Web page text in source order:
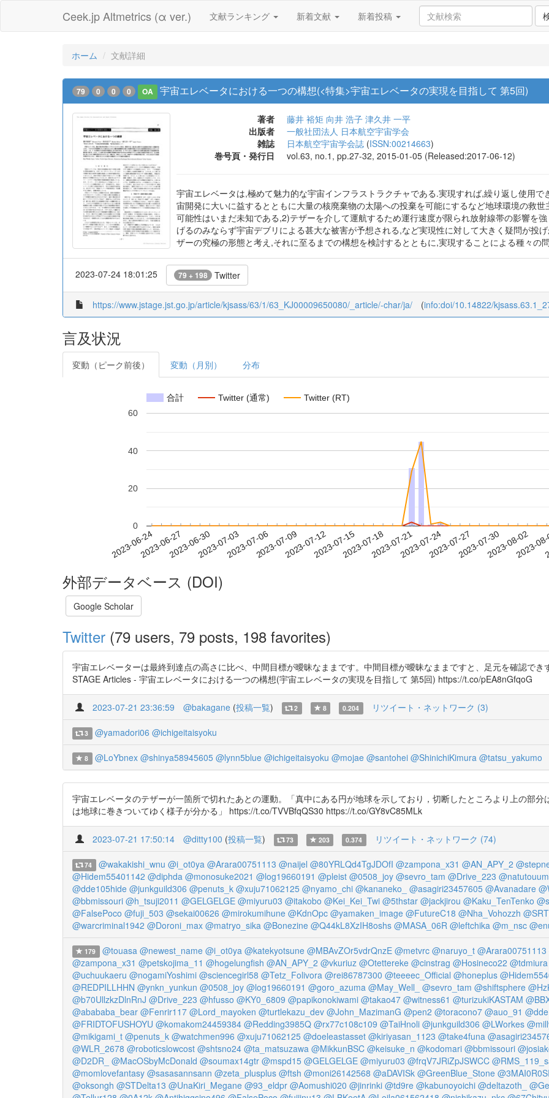
Ceek.jp Altmetrics (α ver.) 文献ランキング 新着文献 新着投稿
ホーム 文献詳細
79 0 0 0 OA 宇宙エレベータにおける一つの構想(<特集>宇宙エレベータの実現を目指して 第5回)
著者 藤井 裕矩 向井 浩子 津久井 一平
出版者
一般社団法人 日本航空宇宙学会
雑誌
日本航空宇宙学会誌 (ISSN:00214663)
巻号頁・発行日
vol.63, no.1, pp.27-32, 2015-01-05 (Released:2017-06-12)
宇宙エレベータは,極めて魅力的な宇宙インフラストラクチャである.実現すれば,繰り返し使用
宙開発に大いに益するとともに大量の核廃棄物の太陽への投棄を可能にするなど地球環境の救
可能性はいまだ未知である,2)テザーを介して運航するため運行速度が限られ放射線帯の影響を
げるのみならず宇宙デブリによる甚大な被害が予想される,など実現性に対して大きく疑問が投
ザーの究極の形態と考え,それに至るまでの構想を検討するとともに,実現することによる種々の
2023-07-24 18:01:25 79 + 198 Twitter
https://www.jstage.jst.go.jp/article/kjsass/63/1/63_KJ00009650080/_article/-char/ja/ (info:doi/10.14822/
言及状況
変動（ピーク前後） 変動（月別） 分布
合計 Twitter (通常) Twitter (RT)
2023-06-242023-06-272023-06-302023-07-032023-07-062023-07-092023-07-122023-07-152023-07-182023-07-212023-07-242023-07-272023-07-302023-08-02
2023-
0
20
40
60
外部データベース (DOI)
Google Scholar
Twitter (79 users, 79 posts, 198 favorites)
宇宙エレベーターは最終到達点の高さに比べ、中間目標が曖昧なままです。中間目標が曖昧なままですと、足元を確認で
STAGE Articles - 宇宙エレベータにおける一つの構想(宇宙エレベータの実現を目指して 第5回) https://t.co/pEA8nGfqoG
2023-07-21 23:36:59 @bakagane (投稿一覧) 2 8 0.204 リツイート・ネットワーク (3)
3 @yamadori06 @ichigeitaisyoku
8 @LoYbnex @shinya58945605 @lynn5blue @ichigeitaisyoku @mojae @santohei @ShinichiKimura @tatsu_yakumo
宇宙エレベータのテザーが一箇所で切れたあとの運動。「真中にある円が地球を示しており，切断したところより上の部
は地球に巻きついてゆく様子が分かる」 https://t.co/TVVBfqQS30 https://t.co/GY8vC85MLk
2023-07-21 17:50:14 @ditty100 (投稿一覧) 73 203 0.374 リツイート・ネットワーク (74)
74 @wakakishi_wnu @i_ot0ya @Arara00751113 @naijel @80YRLQd4TgJDOfI @zampona_x31 @AN_APY_2
@Hidem55401142 @diphda @monosuke2021 @log19660191 @pleist @0508_joy @sevro_tam @Drive_223
@dde105hide @junkguild306 @penuts_k @xuju71062125 @nyamo_chi @kananeko_ @asagiri23457605 @Avanadare
@bbmissouri @h_tsuji2011 @GELGELGE @miyuru03 @itakobo @Kei_Kei_Twi @5thstar @jackjirou @Kaku_TenTenko
@FalsePoco @fuji_503 @sekai00626 @mirokumihune @KdnOpc @yamaken_image @FutureC18 @Nha_Vohozzh
@warcriminal1942 @Doroni_max @matryo_sika @Bonezine @Q44kL8XzIH8oshs @MASA_06R @leftchika @m_nsc
179 @touasa @newest_name @i_ot0ya @katekyotsune @MBAvZOr5vdrQnzE @metvrc @naruyo_t @Arara00751113
@zampona_x31 @petskojima_11 @hogelungfish @AN_APY_2 @vkuriuz @Otettereke @cinstrag @Hosineco22 @tdmiura
@uchuukaeru @nogamiYoshimi @sciencegirl58 @Tetz_Folivora @rei86787300 @teeeec_Official @honeplus
@REDPILLHHN @ynkn_yunkun @0508_joy @log19660191 @goro_azuma @May_Well_ @sevro_tam @shiftsphere
@b70UllzkzDlnRnJ @Drive_223 @hfusso @KY0_6809 @papikonokiwami @takao47 @witness61 @turizukiKASTAM
@abababa_bear @Fenrir117 @Lord_mayoken @turtlekazu_dev @John_MazimanG @pen2 @toracono7 @auo_91
@FRIDTOFUSHOYU @komakom24459384 @Redding3985Q @rx77c108c109 @TaiHnoli @junkguild306 @LWorkes
@mikigami_t @penuts_k @watchmen996 @xuju71062125 @doeleastasset @kiriyasan_1123 @take4funa
@WLR_2678 @roboticslowcost @shtsno24 @ta_matsuzawa @MikkunBSC @keisuke_n @kodomari @bbmissouri
@D2DR_
@MacOSbyMcDonald @soumax14gtr @mspd15 @GELGELGE @miyuru03 @frqV7JRiZpJSWCC
@momlovefantasy @sasasannsann @zeta_plusplus @ftsh @moni26142568 @aDAVISk @GreenBlue_Stone @3MAI0R0SI
@oksongh @STDelta13 @UnaKiri_Megane @93_eldpr @Aomushi020 @jinrinki @td9re @kabunoyoichi @deltazoth_